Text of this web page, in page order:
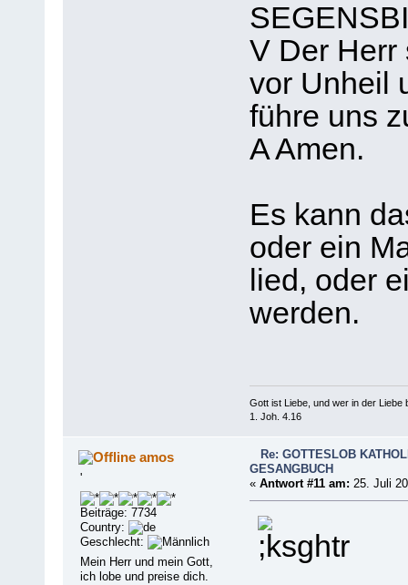
V Der Herr
vor Unheil
führe uns
A Amen.
Es kann
oder ein
lied, oder
werden.
Gott ist Liebe, und wer in der Liebe
1. Joh. 4.16
amos
'
Beiträge: 7734
Country:
Geschlecht:
Mein Herr und mein Gott,
ich lobe und preise dich.
Re: GOTTESLOB
GESANGBUCH
« Antwort #11 am: 25. Juli